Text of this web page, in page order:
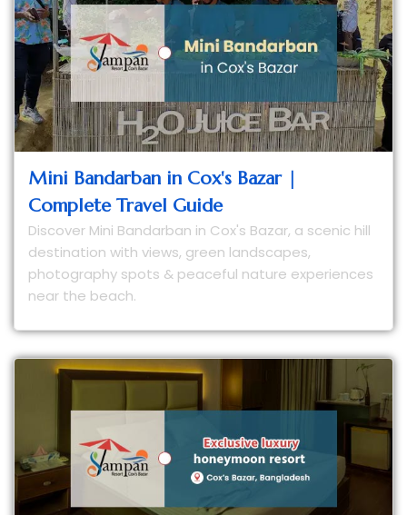
Mini Bandarban in Cox's Bazar |
Complete Travel Guide
Discover Mini Bandarban in Cox's Bazar, a scenic hill
destination with views, green landscapes,
photography spots & peaceful nature experiences
near the beach.